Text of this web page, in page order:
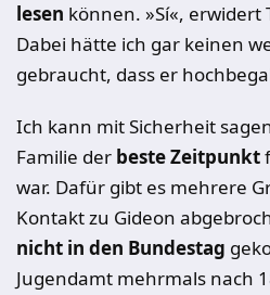
lesen können. »Sí«, erwidert
Dabei hätte ich gar keinen
gebraucht, dass er
Ich kann mit Sicherheit
Familie der beste Zeitpunkt
war. Dafür gibt es mehrere
Kontakt zu Gideon
nicht in den Bundestag
Jugendamt mehrmals nach